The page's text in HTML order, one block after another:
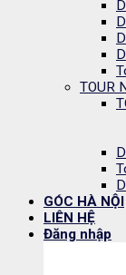
TOUR
GÓC HÀ NỘI
LIÊN HỆ
Đăng nhập